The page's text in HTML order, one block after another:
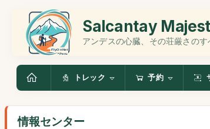
Salcantay
アンデスの心臓、その荘厳さのす
トレック 予約
情報センター